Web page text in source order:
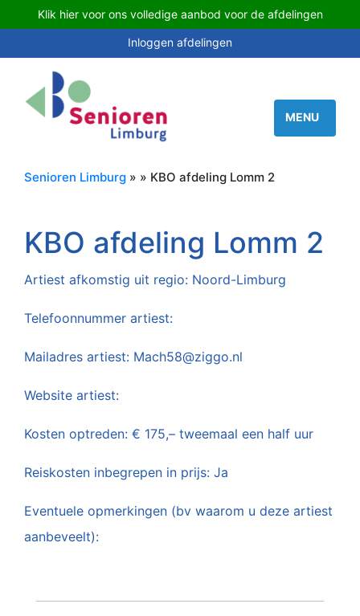
Klik hier voor ons volledige aanbod voor de afdelingen
Inloggen afdelingen
Senioren Limburg » » KBO afdeling Lomm 2
KBO afdeling Lomm 2
Artiest afkomstig uit regio: Noord-Limburg
Telefoonnummer artiest:
Mailadres artiest: Mach58@ziggo.nl
Website artiest:
Kosten optreden: € 175,– tweemaal een half uur
Reiskosten inbegrepen in prijs: Ja
Eventuele opmerkingen (bv waarom u deze artiest
aanbeveelt):